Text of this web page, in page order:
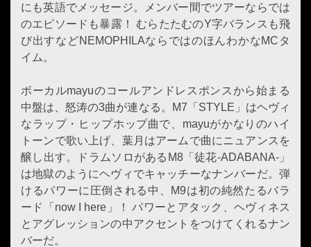
にも英語でメッセージ。メンバー間でツアーならでは
のエピソードも暴露！ むらたたむのY字バランスも飛
び出すなどNEMOPHILAならではのほんわかなMCタ
イム。
ボーカルmayuのコールアンドレスポンスから始まる
中盤は、怒涛の3曲が連なる。M7「STYLE」はヘヴィ
なラップ・ヒップホップ曲で、mayuがかなりのハイ
トーンで歌い上げ、葉月はアームで曲にニュアンスを
醸し出す。ドラムソロがあるM8「徒花-ADABANA-」
は地獄のようにヘヴィでキャッチーなナンバーだ。弾
けるパワーに圧倒される中、M9は初の純然たるバラ
ード「now I here」！ パワーとアタック、ヘヴィネス
とアグレッションの中アクセントをつけてくれるナン
バーだ。